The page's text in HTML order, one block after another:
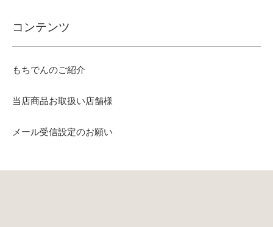
コンテンツ
もちでんのご紹介
当店商品お取扱い店舗様
メール受信設定のお願い